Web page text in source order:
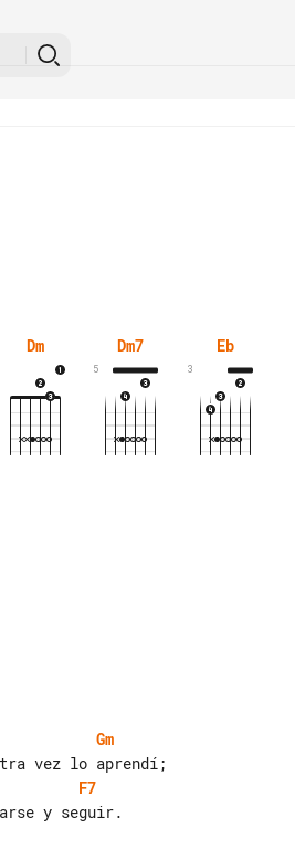
Dm Dm7
5
Eb
3
Gm
F7
y seguir.